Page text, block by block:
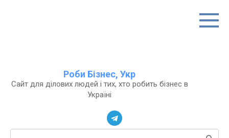
Роби Бізнес, Укр
Сайт для ділових людей і тих, хто робить бізнес в
Україні